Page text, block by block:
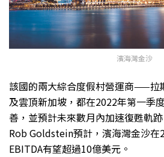
濱海灣金沙
該國的兩大綜合度假村營運商——拉
及雲頂新加坡，都在2022年第一季
善，並預計未來數月內加速復甦軌
Rob Goldstein預計，濱海灣金沙在
EBITDA有望超過10億美元。